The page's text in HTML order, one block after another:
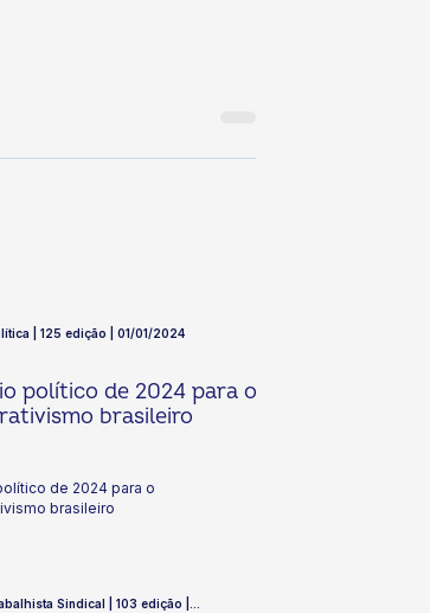
| 125 edição | 01/01/2024
político de 2024 para o
brasileiro
de 2024 para o
brasileiro
Sindical | 103 edição |